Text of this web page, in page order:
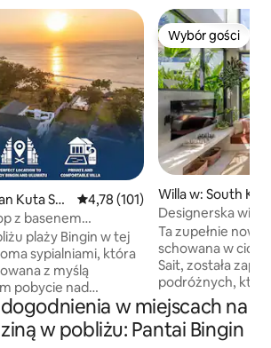
Kuta Sel
Średnia ocena: 4,78 na 5, liczba
4,78 (101)
z basenem
plaży Bingin w tej
sypialniami, która
z myślą
pobycie nad
basenowi,
size i dostępowi do
biegnącą przy
Wybór gości
Wybór gości
Willa w: South
Designerska willa
uliczka w Uluwatu
Ta zupełnie
schowana w
Sait, została
podróżnych,
tym, co najlepsze
tłumów. Obudź się przy własnym
basenie, odkryj
w miejscach na
w pobliżu: Pantai Bingin